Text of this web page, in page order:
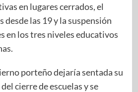
en lugares cerrados, el
desde las 19 y la suspensión
en los tres niveles educativos
porteño dejaría sentada su
cierre de escuelas y se